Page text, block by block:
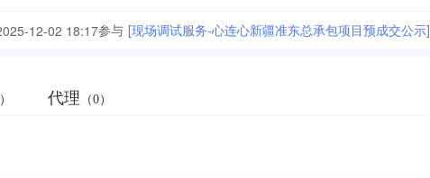
12-02 18:17参与 [现场调试服务-心连心新疆准东总承包项目预成交公示]
代理 （0）